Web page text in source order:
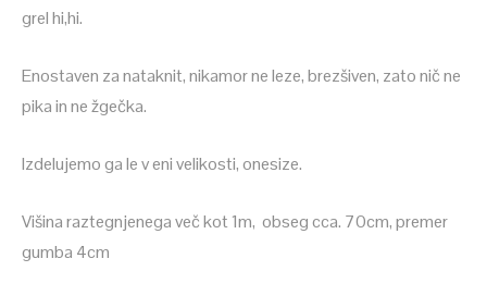
grel hi,hi.
Enostaven za nataknit, nikamor ne leze, brezšiven, zato nič ne
pika in ne žgečka.
Izdelujemo ga le v eni velikosti, onesize.
Višina raztegnjenega več kot 1m, obseg cca. 70cm, premer
gumba 4cm